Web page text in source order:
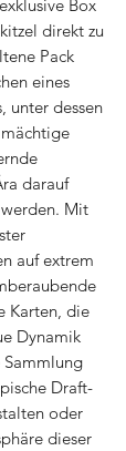
Box
direkt zu
Pack
eines
unter dessen
darauf
Mit
auf extrem
Karten, die
Dynamik
Draft-
oder
dieser